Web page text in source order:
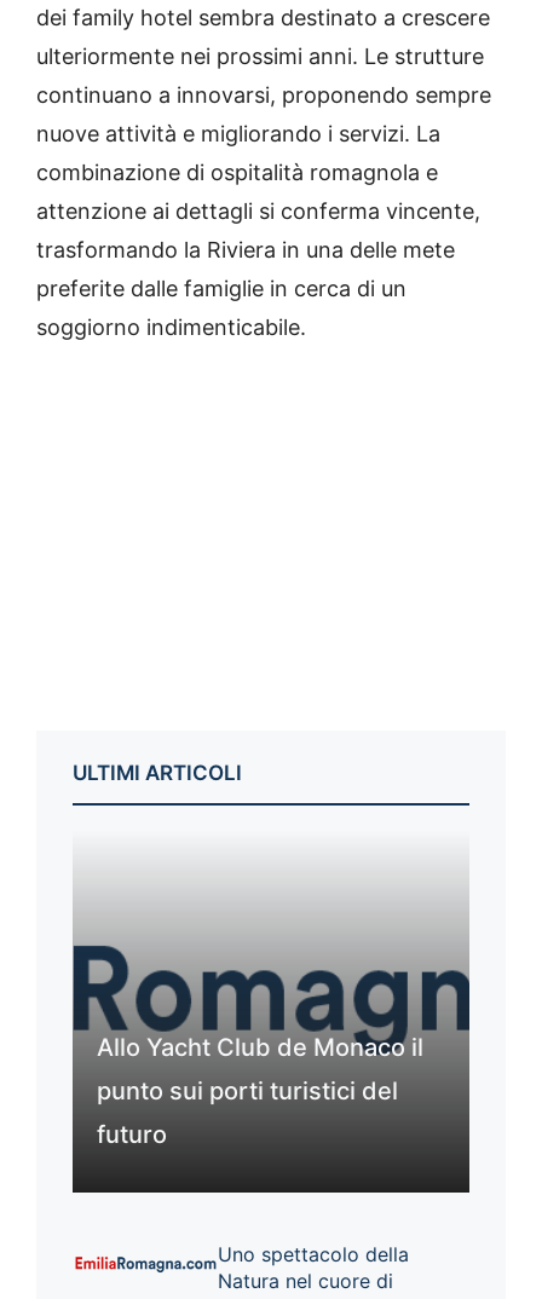
dei family hotel sembra destinato a crescere
ulteriormente nei prossimi anni. Le strutture
continuano a innovarsi, proponendo sempre
nuove attività e migliorando i servizi. La
combinazione di ospitalità romagnola e
attenzione ai dettagli si conferma vincente,
trasformando la Riviera in una delle mete
preferite dalle famiglie in cerca di un
soggiorno indimenticabile.
ULTIMI ARTICOLI
Allo Yacht Club de Monaco il
punto sui porti turistici del
futuro
Uno spettacolo della
Natura nel cuore di